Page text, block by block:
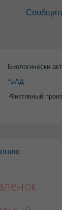
Биологически
*БАД
-Фиктивный